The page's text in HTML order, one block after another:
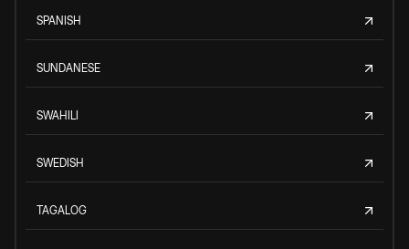
SPANISH
SUNDANESE
SWAHILI
SWEDISH
TAGALOG